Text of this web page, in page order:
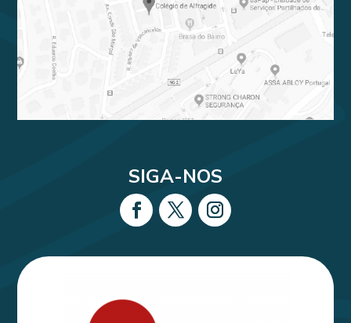
SIGA-NOS